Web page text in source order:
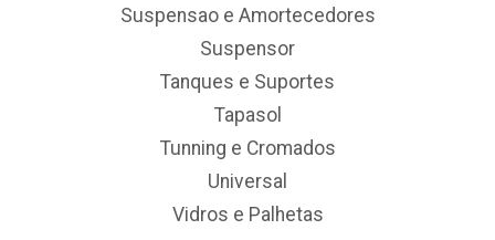
Suspensao e Amortecedores
Suspensor
Tanques e Suportes
Tapasol
Tunning e Cromados
Universal
Vidros e Palhetas